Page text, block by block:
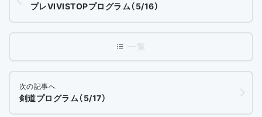
プレVIVISTOPプログラム（5/16）
次の記事へ
剣道プログラム（5/17）